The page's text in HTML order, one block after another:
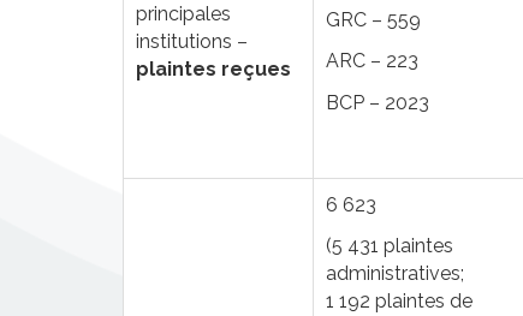
principales
institutions –
plaintes reçues
GRC – 559
ARC – 223
BCP – 2023
6 623
(5 431 plaintes
administratives;
1 192 plaintes de